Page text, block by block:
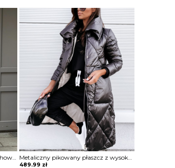
Oversizowa pikowana kurtka puchowa z kapturem Thamara Metaliczny pikowany płaszcz z wysoką stójką Mako
489.99 zł